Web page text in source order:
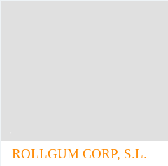
ROLLGUM CORP, S.L.